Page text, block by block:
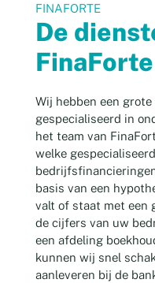
FINAFORTE
De
FinaForte
Wij hebben een
gespecialiseerd in
het team van
welke
basis van een
valt of staat met een
de cijfers van uw
een afdeling
kunnen wij snel
aanleveren bij de